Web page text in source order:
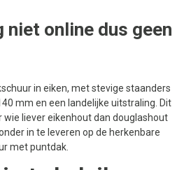
niet online dus geen
in eiken, met stevige staanders
mm en een landelijke uitstraling. Dit
wie liever eikenhout dan douglashout
in te leveren op de herkenbare
met puntdak.